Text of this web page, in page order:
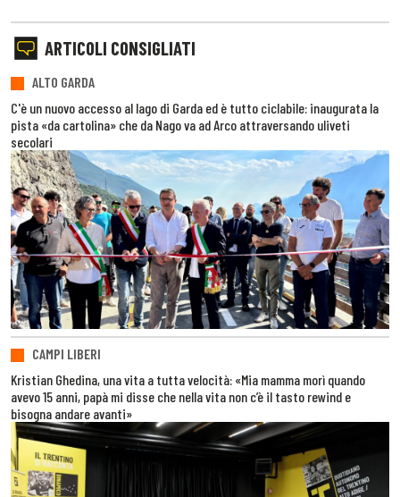
ARTICOLI CONSIGLIATI
ALTO GARDA
C'è un nuovo accesso al lago di Garda ed è tutto ciclabile: inaugurata la
pista «da cartolina» che da Nago va ad Arco attraversando uliveti
secolari
CAMPI LIBERI
Kristian Ghedina, una vita a tutta velocità: «Mia mamma morì quando
avevo 15 anni, papà mi disse che nella vita non c’è il tasto rewind e
bisogna andare avanti»